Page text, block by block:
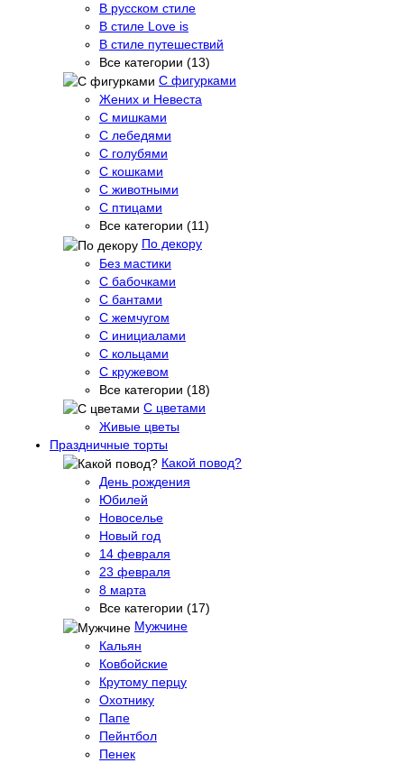
В русском стиле
В стиле Love is
В стиле путешествий
Все категории (13)
С фигурками
Жених и Невеста
С мишками
С лебедями
С голубями
С кошками
С животными
С птицами
Все категории (11)
По декору
Без мастики
С бабочками
С бантами
С жемчугом
С инициалами
С кольцами
С кружевом
Все категории (18)
С цветами
Живые цветы
Праздничные торты
Какой повод?
День рождения
Юбилей
Новоселье
Новый год
14 февраля
23 февраля
8 марта
Все категории (17)
Мужчине
Кальян
Ковбойские
Крутому перцу
Охотнику
Папе
Пейнтбол
Пенек